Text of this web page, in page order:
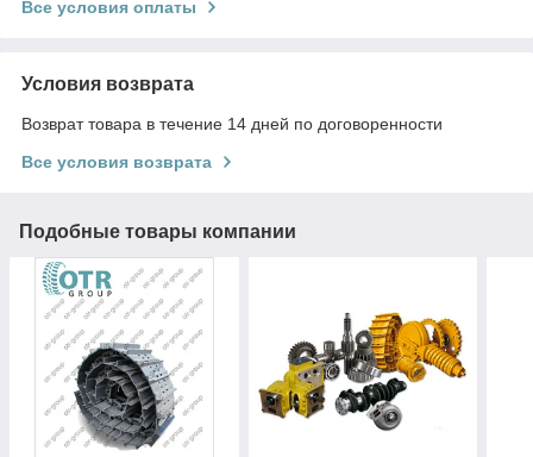
Все условия оплаты
Условия возврата
Возврат товара в течение 14 дней по договоренности
Все условия возврата
Подобные товары компании